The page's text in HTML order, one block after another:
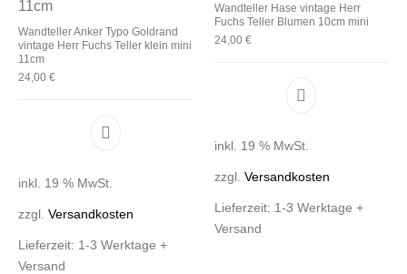
Wandteller Anker Typo Goldrand
vintage Herr Fuchs Teller klein mini
11cm
24,00€
inkl. 19 % MwSt.
zzgl.Versandkosten
Lieferzeit: 1-3 Werktage +
Versand
Wandteller Hase vintage Herr
Fuchs Teller Blumen 10cm mini
24,00 €
inkl. 19 % MwSt.
zzgl. Versandkosten
Lieferzeit: 1-3 Werktage +
Versand